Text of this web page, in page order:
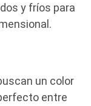
y fríos para
un color
entre